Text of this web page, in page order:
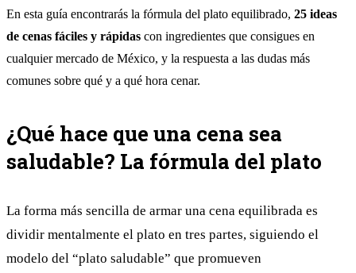
En esta guía encontrarás la fórmula del plato equilibrado, 25 ideas
de cenas fáciles y rápidas con ingredientes que consigues en
cualquier mercado de México, y la respuesta a las dudas más
comunes sobre qué y a qué hora cenar.
¿Qué hace que una cena sea
saludable? La fórmula del plato
La forma más sencilla de armar una cena equilibrada es
dividir mentalmente el plato en tres partes, siguiendo el
modelo del “plato saludable” que promueven